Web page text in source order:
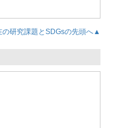
の研究課題とSDGsの先頭へ▲